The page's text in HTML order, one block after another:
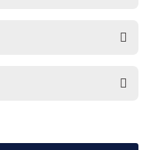
kullanarak tarafımıza
siz yapın!